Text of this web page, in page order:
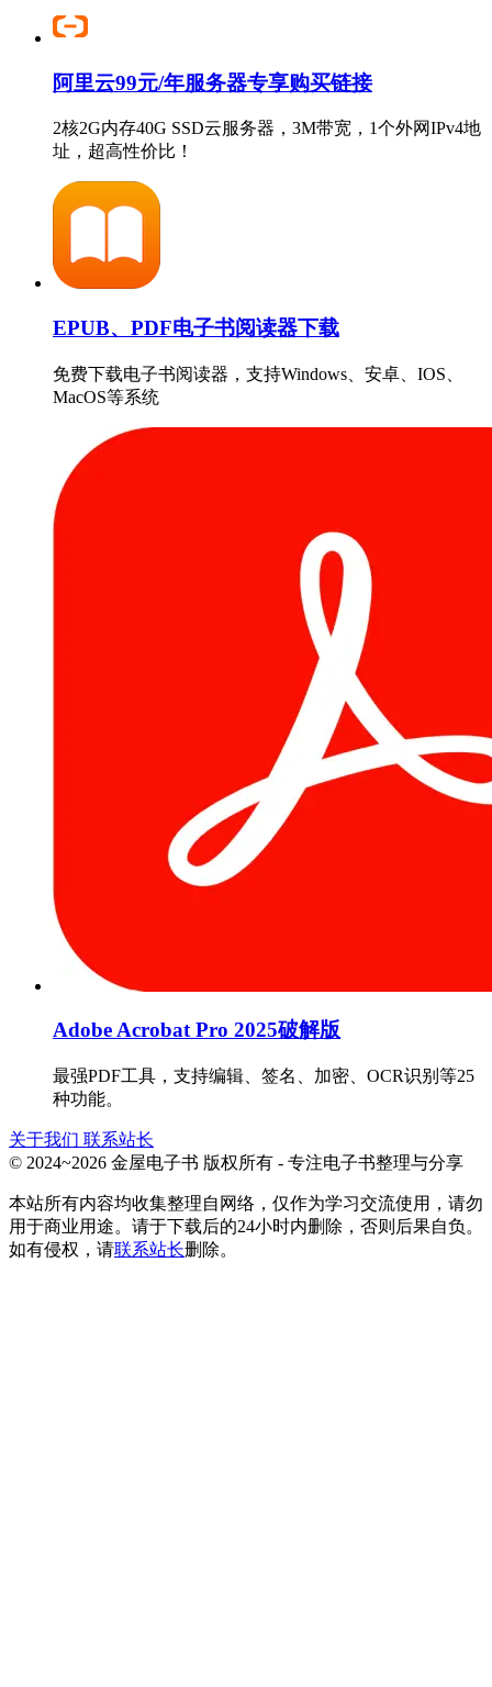
阿里云99元/年服务器专享购买链接
2核2G内存40G SSD云服务器，3M带宽，1个外网IPv4地
址，超高性价比！
EPUB、PDF电子书阅读器下载
免费下载电子书阅读器，支持Windows、安卓、IOS、
MacOS等系统
Adobe Acrobat Pro 2025破解版
最强PDF工具，支持编辑、签名、加密、OCR识别等25
种功能。
关于我们 联系站长
© 2024~2026 金屋电子书 版权所有 - 专注电子书整理与分享
本站所有内容均收集整理自网络，仅作为学习交流使用，请勿
用于商业用途。请于下载后的24小时内删除，否则后果自负。
如有侵权，请联系站长删除。